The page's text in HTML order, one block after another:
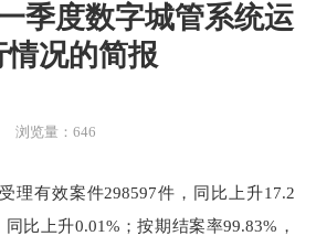
季度数字城管系统运
情况的简报
浏览量：646
理有效案件298597件，同比上升17.2
比上升0.01%；按期结案率99.83%，